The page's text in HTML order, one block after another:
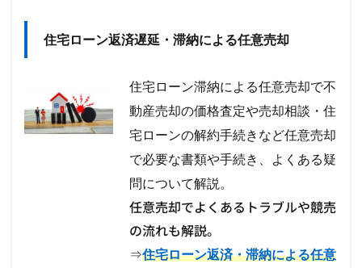
住宅ローン返済遅延・滞納による任意売却
住宅ローン滞納による任意売却で不
動産売却の価格査定や売却相談・住
宅ローンの解約手続きなど任意売却
で必要な書類や手続き、 よくある疑
問について解説。
任意売却でよくあるトラブルや競売
の流れも解説。
⇒住宅ローン返済・滞納による任意